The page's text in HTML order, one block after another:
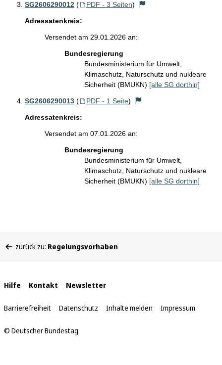
SG2606290012 ( PDF - 3 Seiten)
Adressatenkreis:
Versendet am 29.01.2026 an:
Bundesregierung
Bundesministerium für Umwelt,
Klimaschutz, Naturschutz und nukleare
Sicherheit (BMUKN) [alle SG dorthin]
SG2606290013 ( PDF - 1 Seite)
Adressatenkreis:
Versendet am 07.01.2026 an:
Bundesregierung
Bundesministerium für Umwelt,
Klimaschutz, Naturschutz und nukleare
Sicherheit (BMUKN) [alle SG dorthin]
befinden
zurück zu: Regelungsvorhaben
Interne
Links
Hilfe Kontakt Newsletter
Barrierefreiheit Datenschutz Inhalte melden Impressum
© Deutscher Bundestag